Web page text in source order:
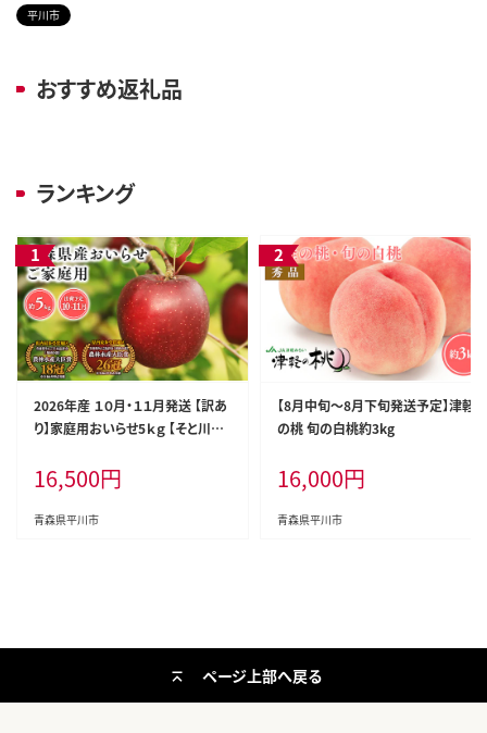
平川市
おすすめ返礼品
ランキング
2026年産 １０月・１１月発送 【訳あ
り】家庭用おいらせ5ｋｇ 【そと川り
川市・りんご・おいらせ・5ｋｇ・訳あ
り・家庭用】
16,500円
青森県平川市
【8月中旬～8月下旬発送予定】津軽
の桃 旬の白桃約3kg
16,000円
青森県平川市
ページ上部へ戻る